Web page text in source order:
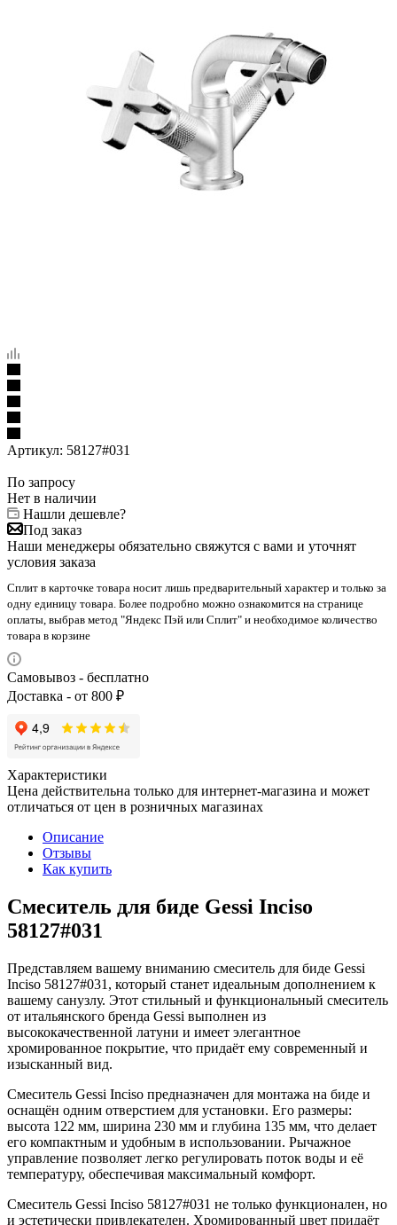
Артикул: 58127#031
По запросу
Нет в наличии
Нашли дешевле?
Под заказ
Наши менеджеры обязательно свяжутся с вами и уточнят
условия заказа
Сплит в карточке товара носит лишь предварительный характер и только за
одну единицу товара. Более подробно можно ознакомится на странице
оплаты, выбрав метод "Яндекс Пэй или Сплит" и необходимое количество
товара в корзине
Самовывоз - бесплатно
Доставка - от 800 ₽
Характеристики
Цена действительна только для интернет-магазина и может
отличаться от цен в розничных магазинах
Описание
Отзывы
Как купить
Смеситель для биде Gessi Inciso
58127#031
Представляем вашему вниманию смеситель для биде Gessi
Inciso 58127#031, который станет идеальным дополнением к
вашему санузлу. Этот стильный и функциональный смеситель
от итальянского бренда Gessi выполнен из
высококачественной латуни и имеет элегантное
хромированное покрытие, что придаёт ему современный и
изысканный вид.
Смеситель Gessi Inciso предназначен для монтажа на биде и
оснащён одним отверстием для установки. Его размеры:
высота 122 мм, ширина 230 мм и глубина 135 мм, что делает
его компактным и удобным в использовании. Рычажное
управление позволяет легко регулировать поток воды и её
температуру, обеспечивая максимальный комфорт.
Смеситель Gessi Inciso 58127#031 не только функционален, но
и эстетически привлекателен. Хромированный цвет придаёт